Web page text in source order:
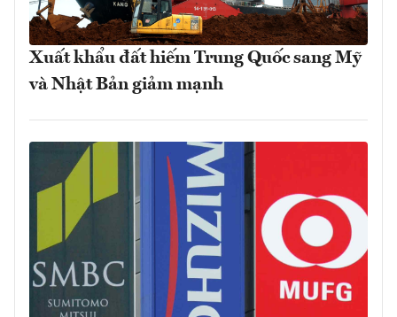
Xuất khẩu đất hiếm Trung Quốc sang Mỹ
và Nhật Bản giảm mạnh